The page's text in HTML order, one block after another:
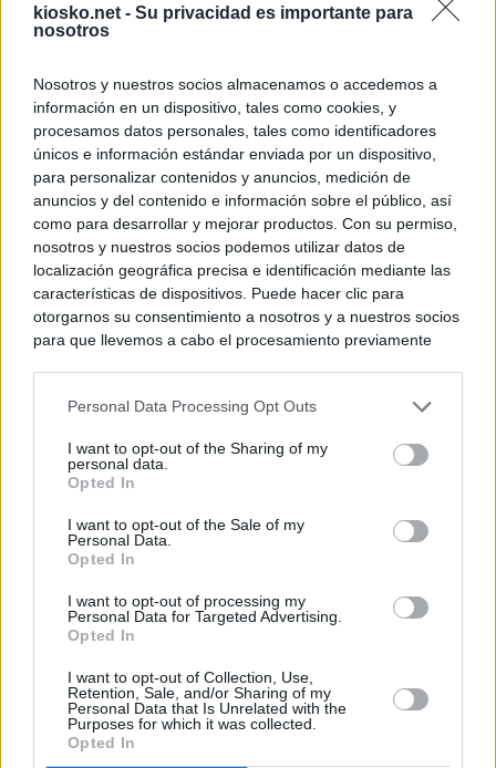
kiosko.net - Su privacidad es importante para
nosotros
Nosotros y nuestros socios almacenamos o accedemos a
información en un dispositivo, tales como cookies, y
procesamos datos personales, tales como identificadores
únicos e información estándar enviada por un dispositivo,
para personalizar contenidos y anuncios, medición de
anuncios y del contenido e información sobre el público, así
como para desarrollar y mejorar productos. Con su permiso,
nosotros y nuestros socios podemos utilizar datos de
localización geográfica precisa e identificación mediante las
características de dispositivos. Puede hacer clic para
otorgarnos su consentimiento a nosotros y a nuestros socios
para que llevemos a cabo el procesamiento previamente
negar su consentimiento. Tenga en cuenta que algún
de su consentimiento, pero usted tiene el derecho de
rechazar tal procesamiento. Sus preferencias se aplicarán
cualquier momento entrando de nuevo en este sitio web o
visitando nuestra política de privacidad.
Personal Data Processing Opt Outs
I want to opt-out of the Sharing of my
personal data.
Opted In
I want to opt-out of the Sale of my
Personal Data.
Opted In
I want to opt-out of processing my
Personal Data for Targeted Advertising.
Opted In
I want to opt-out of Collection, Use,
Retention, Sale, and/or Sharing of my
Personal Data that Is Unrelated with the
Purposes for which it was collected.
Opted In